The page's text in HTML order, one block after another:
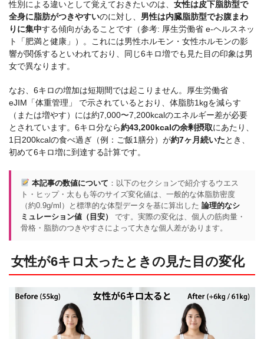
性別による違いとして覚えておきたいのは、 女性は皮下脂肪型で
全身に脂肪がつきやすいのに対し、 男性は内臓脂肪型でお腹まわ
りに集中する傾向があることです（参考: 厚生労働省 e-ヘルスネッ
ト「肥満と健康」
）。これには男性ホルモン・女性ホルモンの影
響が関係するといわれており、同じ6キロ増でも見た目の印象は男
女で異なります。
なお、6キロの増加は短期間では起こりません。
厚生労働省
eJIM「体重管理」
で示されているとおり、体脂肪1kgを減らす
（または増やす）には約7,000〜7,200kcalのエネルギー差が必要
とされています。6キロ分なら約43,200kcalの余剰摂取にあたり、
1日200kcalの食べ過ぎ（例：ご飯1膳分）が約7ヶ月続いたとき、
初めて6キロ増に到達する計算です。
本記事の数値について ：以下のセクションで紹介するウエス
ト・ヒップ・太もも等のサイズ変化値は、一般的な体脂肪密度
（約0.9g/ml）と標準的な体型データを基に算出した 論理的なシ
ミュレーション値（目安）
です。実際の変化は、個人の筋肉量・
骨格・脂肪のつきやすさによって大きな個人差があります。
女性が6キロ太ったときの見た目の変化